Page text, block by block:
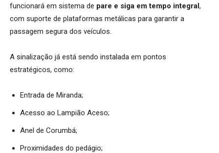
funcionará em sistema de pare e siga em tempo integral,
com suporte de plataformas metálicas para garantir a
passagem segura dos veículos.
A sinalização já está sendo instalada em pontos
estratégicos, como:
Entrada de Miranda;
Acesso ao Lampião Aceso;
Anel de Corumbá;
Proximidades do pedágio;